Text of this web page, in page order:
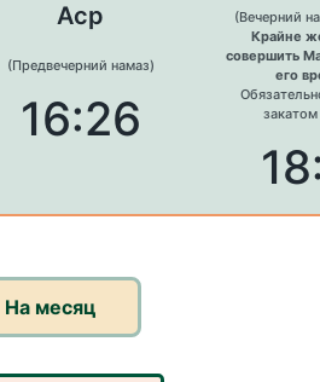
Аср
(Предвечерний намаз)
16:26
(Вечерний
Крайне
совершить
его
закатом
На месяц